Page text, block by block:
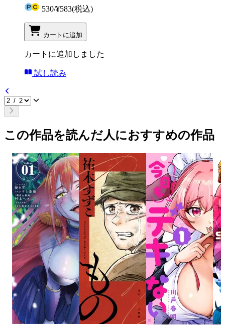
530/¥583(税込)
カートに追加
カートに追加しました
試し読み
この作品を読んだ人におすすめの作品